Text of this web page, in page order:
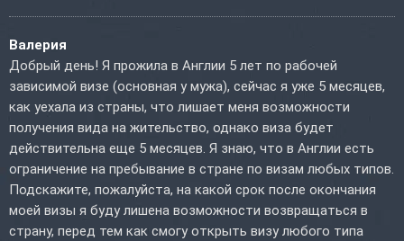
Валерия
Добрый день! Я прожила в Англии 5 лет по рабочей
зависимой визе (основная у мужа), сейчас я уже 5 месяцев,
как уехала из страны, что лишает меня возможности
получения вида на жительство, однако виза будет
действительна еще 5 месяцев. Я знаю, что в Англии есть
ограничение на пребывание в стране по визам любых типов.
Подскажите, пожалуйста, на какой срок после окончания
моей визы я буду лишена возможности возвращаться в
страну, перед тем как смогу открыть визу любого типа